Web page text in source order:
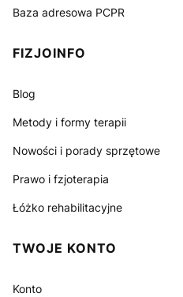
Baza adresowa PCPR
FIZJOINFO
Blog
Metody i formy terapii
Nowości i porady sprzętowe
Prawo i fzjoterapia
Łóżko rehabilitacyjne
TWOJE KONTO
Konto